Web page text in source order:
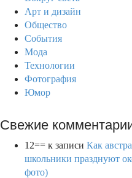
Арт и дизайн
Общество
События
Мода
Технологии
Фотография
Юмор
Свежие
12== к записи Как
школьники празднуют
фото)